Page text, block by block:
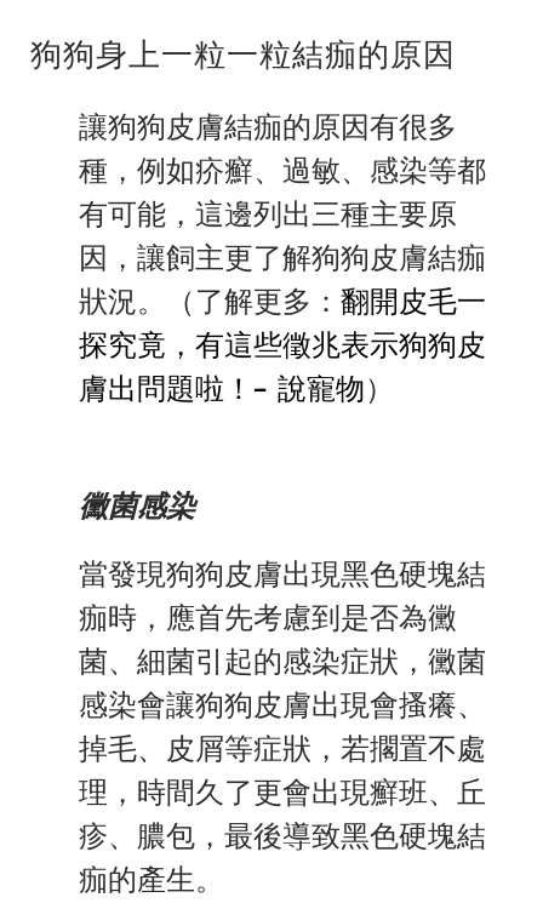
狗狗身上一粒一粒結痂的原因
讓狗狗皮膚結痂的原因有很多
種，例如疥癬、過敏、感染等都
有可能，這邊列出三種主要原
因，讓飼主更了解狗狗皮膚結痂
狀況。（了解更多： 翻開皮毛一
探究竟，有這些徵兆表示狗狗皮
膚出問題啦！- 說寵物）
黴菌感染
當發現狗狗皮膚出現黑色硬塊結
痂時，應首先考慮到是否為黴
菌、細菌引起的感染症狀，黴菌
感染會讓狗狗皮膚出現會搔癢、
掉毛、皮屑等症狀，若擱置不處
理，時間久了更會出現癬班、丘
疹、膿包，最後導致黑色硬塊結
痂的產生。